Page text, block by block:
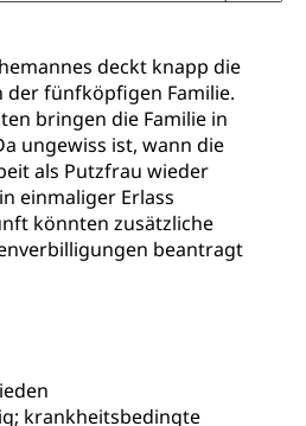
deckt knapp die
der fünfköpfigen Familie.
bringen die Familie in
ungewiss ist, wann die
als Putzfrau wieder
einmaliger Erlass
könnten zusätzliche
beantragt
krankheitsbedingte